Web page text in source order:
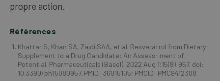
propre action.
Références
Khattar S, Khan SA, Zaidi SAA, et al. Resveratrol from Dietary
Supplement to a Drug Candidate: An Assess- ment of
Potential. Pharmaceuticals (Basel). 2022 Aug 1;15(8):957. doi:
10.3390/ph15080957. PMID: 36015105; PMCID: PMC9412308.